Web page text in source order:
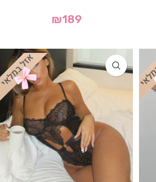
₪189